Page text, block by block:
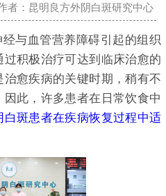
者：昆明良方外阴白斑研究中心
与血管营养障碍引起的组织
积极治疗可达到临床治愈的
愈疾病的关键时期，稍有不
此，许多患者在日常饮食中
白斑患者在疾病恢复过程中适